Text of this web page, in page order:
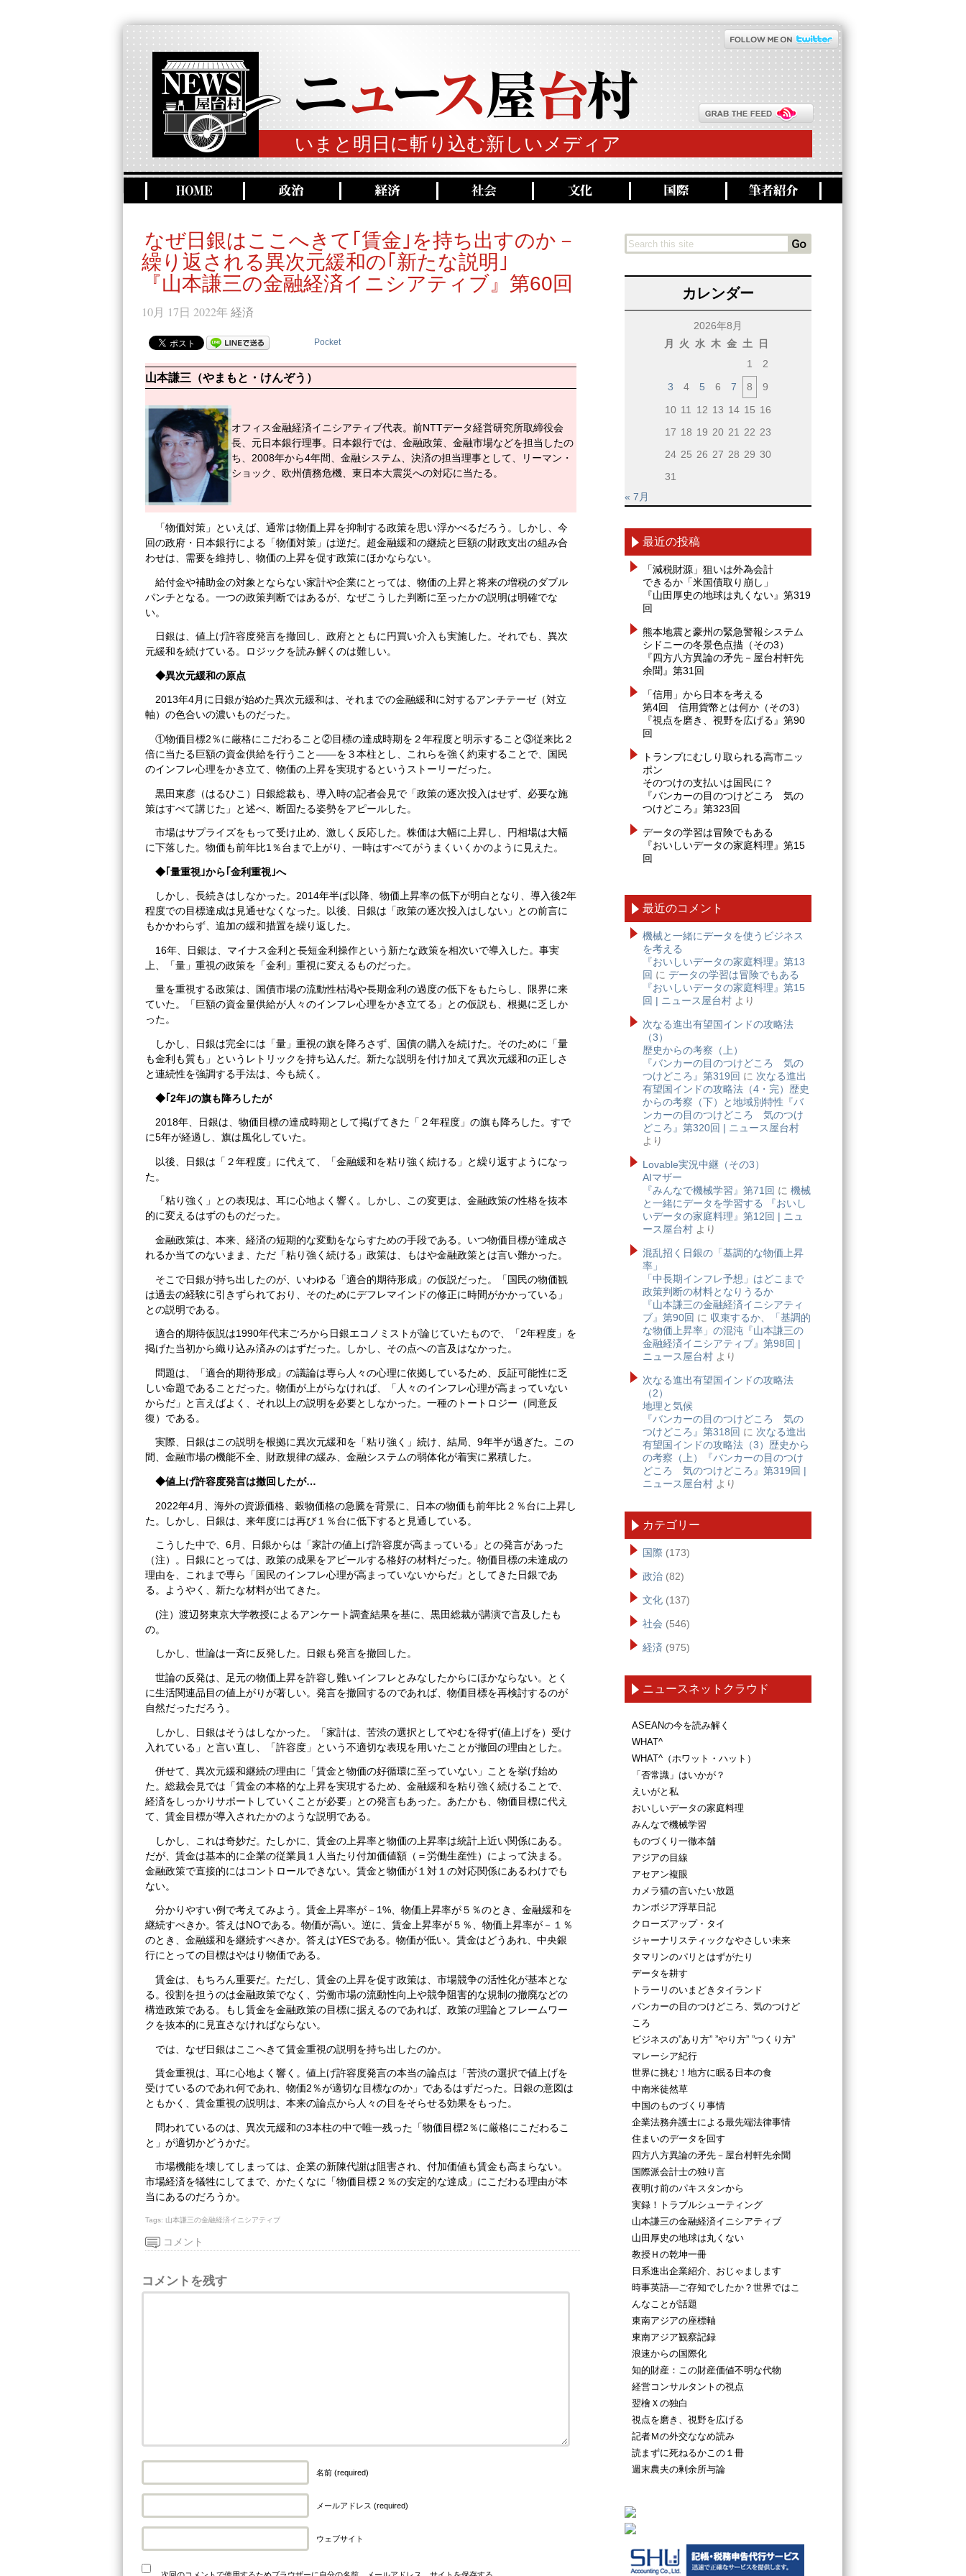
いまと明日に斬り込む新しいメディア
なぜ日銀はここへきて｢賃金｣を持ち出すのか－
繰り返される異次元緩和の｢新たな説明｣
『山本謙三の金融経済イニシアティブ』第60回
10月 17日 2022年 経済
Pocket
山本謙三（やまもと・けんぞう）
オフィス金融経済イニシアティブ代表。前NTTデータ経営研究所取締役会
長、元日本銀行理事。日本銀行では、金融政策、金融市場などを担当したの
ち、2008年から4年間、金融システム、決済の担当理事として、リーマン・
ショック、欧州債務危機、東日本大震災への対応に当たる。
「物価対策」といえば、通常は物価上昇を抑制する政策を思い浮かべるだろう。しかし、今
回の政府・日本銀行による「物価対策」は逆だ。超金融緩和の継続と巨額の財政支出の組み合
わせは、需要を維持し、物価の上昇を促す政策にほかならない。
給付金や補助金の対象とならない家計や企業にとっては、物価の上昇と将来の増税のダブル
パンチとなる。一つの政策判断ではあるが、なぜこうした判断に至ったかの説明は明確でな
い。
日銀は、値上げ許容度発言を撤回し、政府とともに円買い介入も実施した。それでも、異次
元緩和を続けている。ロジックを読み解くのは難しい。
◆異次元緩和の原点
2013年4月に日銀が始めた異次元緩和は、それまでの金融緩和に対するアンチテーゼ（対立
軸）の色合いの濃いものだった。
①物価目標2％に厳格にこだわること②目標の達成時期を２年程度と明示すること③従来比２
倍に当たる巨額の資金供給を行うこと――を３本柱とし、これらを強く約束することで、国民
のインフレ心理をかき立て、物価の上昇を実現するというストーリーだった。
黒田東彦（はるひこ）日銀総裁も、導入時の記者会見で「政策の逐次投入はせず、必要な施
策はすべて講じた」と述べ、断固たる姿勢をアピールした。
市場はサプライズをもって受け止め、激しく反応した。株価は大幅に上昇し、円相場は大幅
に下落した。物価も前年比1％台まで上がり、一時はすべてがうまくいくかのように見えた。
◆ ｢量重視｣から｢金利重視｣へ
しかし、長続きはしなかった。2014年半ば以降、物価上昇率の低下が明白となり、導入後2年
程度での目標達成は見通せなくなった。以後、日銀は「政策の逐次投入はしない」との前言に
もかかわらず、追加の緩和措置を繰り返した。
16年、日銀は、マイナス金利と長短金利操作という新たな政策を相次いで導入した。事実
上、「量」重視の政策を「金利」重視に変えるものだった。
量を重視する政策は、国債市場の流動性枯渇や長期金利の過度の低下をもたらし、限界に来
ていた。「巨額の資金量供給が人々のインフレ心理をかき立てる」との仮説も、根拠に乏しか
った。
しかし、日銀は完全には「量」重視の旗を降ろさず、国債の購入を続けた。そのために「量
も金利も質も」というレトリックを持ち込んだ。新たな説明を付け加えて異次元緩和の正しさ
と連続性を強調する手法は、今も続く。
◆ 2年｣の旗も降ろしたが
2018年、日銀は、物価目標の達成時期として掲げてきた「２年程度」の旗も降ろした。すで
に5年が経過し、旗は風化していた。
以後、日銀は「２年程度」に代えて、「金融緩和を粘り強く続ける」と繰り返すようになっ
た。
「粘り強く」との表現は、耳に心地よく響く。しかし、この変更は、金融政策の性格を抜本
的に変えるはずのものだった。
金融政策は、本来、経済の短期的な変動をならすための手段である。いつ物価目標が達成さ
れるか当てのないまま、ただ「粘り強く続ける」政策は、もはや金融政策とは言い難かった。
そこで日銀が持ち出したのが、いわゆる「適合的期待形成」の仮説だった。「国民の物価観
は過去の経験に引きずられており、そのためにデフレマインドの修正に時間がかかっている」
との説明である。
適合的期待仮説は1990年代末ごろから日銀エコノミストが論じていたもので、「2年程度」を
掲げた当初から織り込み済みのはずだった。しかし、その点への言及はなかった。
問題は、「適合的期待形成」の議論は専ら人々の心理に依拠しているため、反証可能性に乏
しい命題であることだった。物価が上がらなければ、「人々のインフレ心理が高まっていない
からだ」と言えばよく、それ以上の説明を必要としなかった。一種のトートロジー（同意反
復）である。
実際、日銀はこの説明を根拠に異次元緩和を「粘り強く」続け、結局、9年半が過ぎた。この
間、金融市場の機能不全、財政規律の緩み、金融システムの弱体化が着実に累積した。
◆値上げ許容度発言は撤回したが…
2022年4月、海外の資源価格、穀物価格の急騰を背景に、日本の物価も前年比２％台に上昇し
た。しかし、日銀は、来年度には再び１％台に低下すると見通している。
こうした中で、6月、日銀からは「家計の値上げ許容度が高まっている」との発言があった
（注）。日銀にとっては、政策の成果をアピールする格好の材料だった。物価目標の未達成の
理由を、これまで専ら「国民のインフレ心理が高まっていないからだ」としてきた日銀であ
る。ようやく、新たな材料が出てきた。
(注）渡辺努東京大学教授によるアンケート調査結果を基に、黒田総裁が講演で言及したも
の。
しかし、世論は一斉に反発した。日銀も発言を撤回した。
世論の反発は、足元の物価上昇を許容し難いインフレとみなしたからにほかならない。とく
に生活関連品目の値上がりが著しい。発言を撤回するのであれば、物価目標を再検討するのが
自然だっただろう。
しかし、日銀はそうはしなかった。「家計は、苦渋の選択としてやむを得ず(値上げを）受け
入れている」と言い直し、「許容度」という不適切な表現を用いたことが撤回の理由とした。
併せて、異次元緩和継続の理由に「賃金と物価の好循環に至っていない」ことを挙げ始め
た。総裁会見では「賃金の本格的な上昇を実現するため、金融緩和を粘り強く続けることで、
経済をしっかりサポートしていくことが必要」との発言もあった。あたかも、物価目標に代え
て、賃金目標が導入されたかのような説明である。
しかし、これは奇妙だ。たしかに、賃金の上昇率と物価の上昇率は統計上近い関係にある。
だが、賃金は基本的に企業の従業員１人当たり付加価値額（＝労働生産性）によって決まる。
金融政策で直接的にはコントロールできない。賃金と物価が１対１の対応関係にあるわけでも
ない。
分かりやすい例で考えてみよう。賃金上昇率が－1%、物価上昇率が５％のとき、金融緩和を
継続すべきか。答えはNOである。物価が高い。逆に、賃金上昇率が５％、物価上昇率が－１％
のとき、金融緩和を継続すべきか。答えはYESである。物価が低い。賃金はどうあれ、中央銀
行にとっての目標はやはり物価である。
賃金は、もちろん重要だ。ただし、賃金の上昇を促す政策は、市場競争の活性化が基本とな
る。役割を担うのは金融政策でなく、労働市場の流動性向上や競争阻害的な規制の撤廃などの
構造政策である。もし賃金を金融政策の目標に据えるのであれば、政策の理論とフレームワー
クを抜本的に見直さなければならない。
では、なぜ日銀はここへきて賃金重視の説明を持ち出したのか。
賃金重視は、耳に心地よく響く。値上げ許容度発言の本当の論点は「苦渋の選択で値上げを
受けているのであれ何であれ、物価2％が適切な目標なのか」であるはずだった。日銀の意図は
ともかく、賃金重視の説明は、本来の論点から人々の目をそらせる効果をもった。
問われているのは、異次元緩和の3本柱の中で唯一残った「物価目標2％に厳格にこだわるこ
と」が適切かどうかだ。
市場機能を壊してしまっては、企業の新陳代謝は阻害され、付加価値も賃金も高まらない。
市場経済を犠牲にしてまで、かたくなに「物価目標２％の安定的な達成」にこだわる理由が本
当にあるのだろうか。
Tags: 山本謙三の金融経済イニシアティブ
コメント
コメントを残す
名前 (required)
メールアドレス (required)
ウェブサイト
カレンダー
2026年8月
月
火 水 木 金 土
日
1
2
3
4 5 6 7 8
9
10 11 12 13 14 15 16
17 18 19 20 21 22 23
24 25 26 27 28 29 30
31
« 7月
最近の投稿
「減税財源」狙いは外為会計
できるか「米国債取り崩し」
『山田厚史の地球は丸くない』第319
回
熊本地震と豪州の緊急警報システム
シドニーの冬景色点描（その3）
『四方八方異論の矛先－屋台村軒先
余聞』第31回
「信用」から日本を考える
第4回 信用貨幣とは何か（その3）
『視点を磨き、視野を広げる』第90
回
トランプにむしり取られる高市ニッ
ポン
そのつけの支払いは国民に？
『バンカーの目のつけどころ 気の
つけどころ』第323回
データの学習は冒険でもある
『おいしいデータの家庭料理』第15
回
最近のコメント
機械と一緒にデータを使うビジネス
を考える
『おいしいデータの家庭料理』第13
回 に データの学習は冒険でもある
『おいしいデータの家庭料理』第15
回 | ニュース屋台村 より
次なる進出有望国インドの攻略法
（3）
歴史からの考察（上）
『バンカーの目のつけどころ 気の
つけどころ』第319回 に 次なる進出
有望国インドの攻略法（4・完）歴史
からの考察（下）と地域別特性『バ
ンカーの目のつけどころ 気のつけ
どころ』第320回 | ニュース屋台村
より
Lovable実況中継（その3）
AIマザー
『みんなで機械学習』第71回 に 機械
と一緒にデータを学習する 『おいし
いデータの家庭料理』第12回 | ニュ
ース屋台村 より
混乱招く日銀の「基調的な物価上昇
率」
「中長期インフレ予想」はどこまで
政策判断の材料となりうるか
『山本謙三の金融経済イニシアティ
ブ』第90回 に 収束するか、「基調的
な物価上昇率」の混沌『山本謙三の
金融経済イニシアティブ』第98回 |
ニュース屋台村 より
次なる進出有望国インドの攻略法
（2）
地理と気候
『バンカーの目のつけどころ 気の
つけどころ』第318回 に 次なる進出
有望国インドの攻略法（3）歴史から
の考察（上）『バンカーの目のつけ
どころ 気のつけどころ』第319回 |
ニュース屋台村 より
カテゴリー
国際 (173)
政治 (82)
文化 (137)
社会 (546)
経済 (975)
ニュースネットクラウド
ASEANの今を読み解く
WHAT^
WHAT^（ホワット・ハット）
「否常識」はいかが？
えいがと私
おいしいデータの家庭料理
みんなで機械学習
ものづくり一徹本舗
アジアの目線
アセアン複眼
カメラ猫の言いたい放題
カンボジア浮草日記
クローズアップ・タイ
ジャーナリスティックなやさしい未来
タマリンのパリとはずがたり
データを耕す
トラーリのいまどきタイランド
バンカーの目のつけどころ、気のつけど
ころ
ビジネスの”あり方” ”やり方” ”つくり方”
マレーシア紀行
世界に挑む！地方に眠る日本の食
中南米徒然草
中国のものづくり事情
企業法務弁護士による最先端法律事情
住まいのデータを回す
四方八方異論の矛先－屋台村軒先余聞
国際派会計士の独り言
夜明け前のパキスタンから
実録！トラブルシューティング
山本謙三の金融経済イニシアティブ
山田厚史の地球は丸くない
教授Ｈの乾坤一冊
日系進出企業紹介、おじゃまします
時事英語―ご存知でしたか？世界ではこ
んなことが話題
東南アジアの座標軸
東南アジア観察記録
浪速からの国際化
知的財産：この財産価値不明な代物
経営コンサルタントの視点
翌檜Ｘの独白
視点を磨き、視野を広げる
記者Ｍの外交ななめ読み
読まずに死ねるかこの１冊
週末農夫の剰余所与論